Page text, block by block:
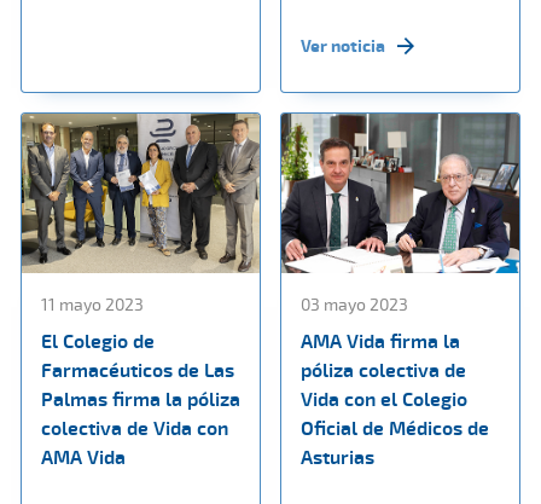
Ver noticia
11 mayo 2023
El Colegio de
Farmacéuticos de Las
Palmas firma la póliza
colectiva de Vida con
AMA Vida
03 mayo 2023
AMA Vida firma la
póliza colectiva de
Vida con el Colegio
Oficial de Médicos de
Asturias